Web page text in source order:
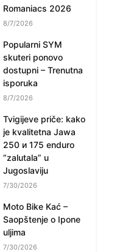
Romaniacs 2026
8/7/2026
Popularni SYM
skuteri ponovo
dostupni – Trenutna
isporuka
8/7/2026
Tvigijeve priče: kako
je kvalitetna Jawa
250 и 175 enduro
“zalutala” u
Jugoslaviju
7/30/2026
Moto Bike Kać –
Saopštenje o Ipone
uljima
7/30/2026